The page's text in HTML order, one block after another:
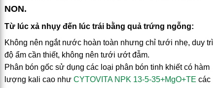
NON.
Từ lúc xả nhụy đến lúc trái bằng quả trứng ngỗng:
Không nên ngắt nước hoàn toàn nhưng chỉ tưới nhẹ, duy trì
độ ẩm cần thiết, không nên tưới ướt đẫm.
Phân bón gốc sử dụng các loại phân bón tinh khiết có hàm
lượng kali cao như CYTOVITA NPK 13-5-35+MgO+TE các